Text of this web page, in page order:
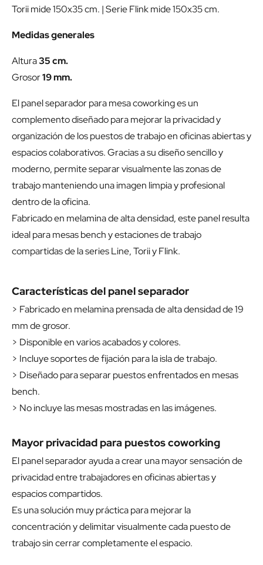
Torii mide 150x35 cm. | Serie Flink mide 150x35 cm.
Medidas generales
Altura35 cm.
Grosor19 mm.
El panel separador para mesa coworking es un
complemento diseñado para mejorar la privacidad y
organización de los puestos de trabajo en oficinas abiertas y
espacios colaborativos. Gracias a su diseño sencillo y
moderno, permite separar visualmente las zonas de
trabajo manteniendo una imagen limpia y profesional
dentro de la oficina.
Fabricado en melamina de alta densidad, este panel resulta
ideal para mesas bench y estaciones de trabajo
compartidas de la series Line, Torii y Flink.
Características del panel separador
> Fabricado en melamina prensada de alta densidad de 19
mm de grosor.
> Disponible en varios acabados y colores.
> Incluye soportes de fijación para la isla de trabajo.
> Diseñado para separar puestos enfrentados en mesas
bench.
> No incluye las mesas mostradas en las imágenes.
Mayor privacidad para puestos coworking
El panel separador ayuda a crear una mayor sensación de
privacidad entre trabajadores en oficinas abiertas y
espacios compartidos.
Es una solución muy práctica para mejorar la
concentración y delimitar visualmente cada puesto de
trabajo sin cerrar completamente el espacio.